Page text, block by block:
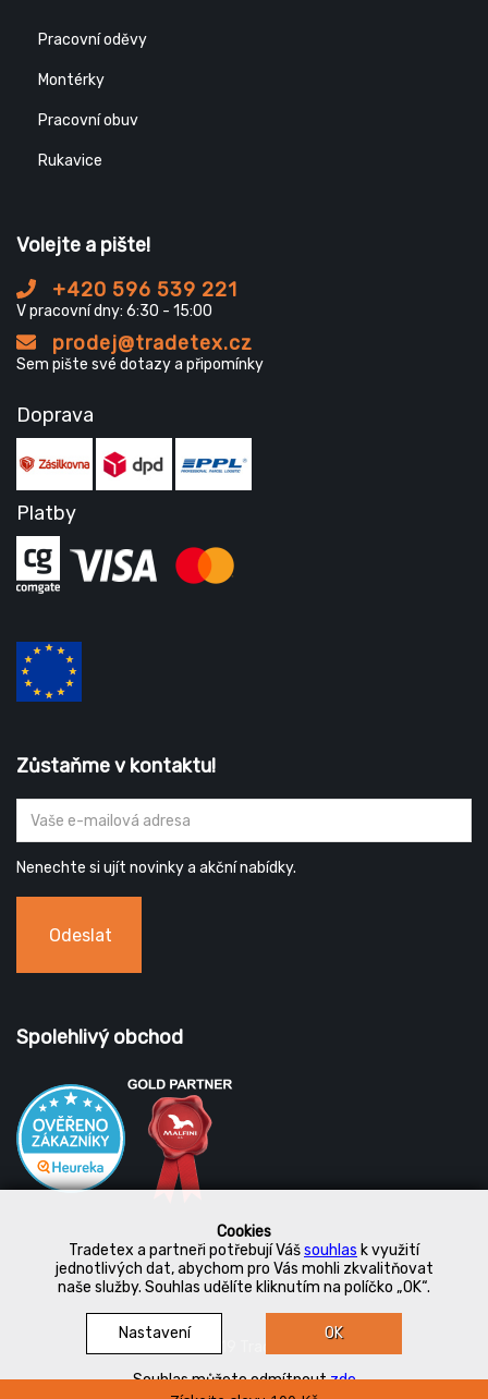
Cookies
Tradetex a partneři potřebují Vášsouhlas k využití
jednotlivých dat, abychom pro Vás mohli zkvalitňovat
naše služby. Souhlas udělíte kliknutím na políčko „OK“.
Nastavení OK
Souhlas můžete odmítnoutzde
Pracovní oděvy
Montérky
Pracovní obuv
Rukavice
Volejte a pište!
+420 596 539 221
V pracovní dny: 6:30 - 15:00
prodej@tradetex.cz
Sem pište své dotazy a připomínky
Doprava
Platby
Zůstaňme v kontaktu!
Nenechte si ujít novinky a akční nabídky.
Odeslat
Spolehlivý obchod